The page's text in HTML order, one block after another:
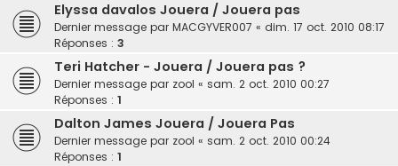
Elyssa davalos Jouera / Jouera pas
Dernier message par MACGYVER007 « dim. 17 oct. 2010 08:17
Réponses : 3
Teri Hatcher - Jouera / Jouera pas ?
Dernier message par zool « sam. 2 oct. 2010 00:27
Réponses : 1
Dalton James Jouera / Jouera Pas
Dernier message par zool « sam. 2 oct. 2010 00:24
Réponses : 1